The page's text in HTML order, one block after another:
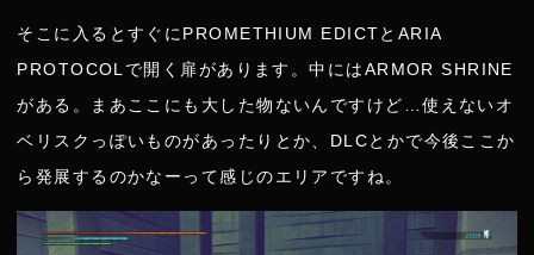
そこに入るとすぐにPROMETHIUM EDICTとARIA
PROTOCOLで開く扉があります。中にはARMOR SHRINE
がある。まあここにも大した物ないんですけど…使えないオ
ベリスクっぽいものがあったりとか、DLCとかで今後ここか
ら発展するのかなーって感じのエリアですね。